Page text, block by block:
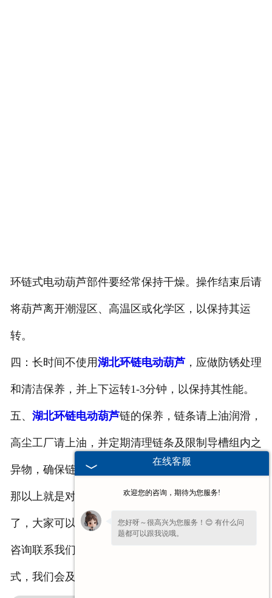
环链式电动葫芦部件要经常保持干燥。操作结束后请
将葫芦离开潮湿区、高温区或化学区，以保持其运
转。
四：长时间不使用湖北环链电动葫芦，应做防锈处理
和清洁保养，并上下运转1-3分钟，以保持其性能。
五、 湖北环链电动葫芦链的保养，链条请上油润滑，
高尘工厂请上油，并定期清理链条及限制导槽组内之
异物，确保链条及导槽组内之。
那以上就是对于环链电动葫芦的5个保养要点的介绍
了，大家可以了解一下，有什么问题和需要，可随时
咨询联系我们！也可直接在网站上留下您的联系方
式，我们会及时与您联系！
在线客服
欢迎您的咨询，期待为您服务!
您好呀～很高兴为您服务！😊 有什么问
题都可以跟我说哦。